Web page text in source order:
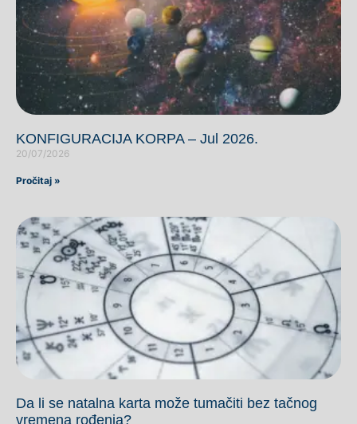
KONFIGURACIJA KORPA – Jul 2026.
20/07/2026
Pročitaj »
Da li se natalna karta može tumačiti bez tačnog
vremena rođenja?